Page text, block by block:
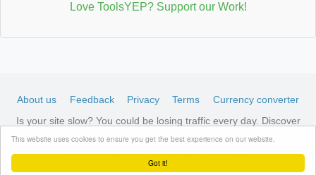
Got it!
This website uses cookies to ensure you get the best experience on our website.
Love ToolsYEP? Support our Work!
About us Feedback Privacy Terms
Currency converter
Is your site slow? You could be losing traffic every day. Discover
© 2026 ToolsYEP.com All rights reserved